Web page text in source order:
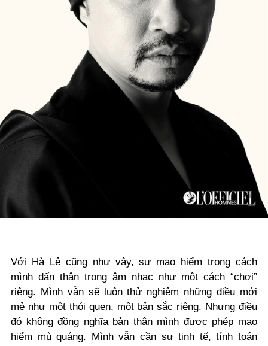
Với Hà Lê cũng như vậy, sự mạo hiểm trong cách
mình dấn thân trong âm nhạc như một cách “chơi”
riêng. Mình vẫn sẽ luôn thử nghiệm những điều mới
mẻ như một thói quen, một bản sắc riêng. Nhưng điều
đó không đồng nghĩa bản thân mình được phép mạo
hiểm mù quáng. Mình vẫn cần sự tinh tế, tính toán